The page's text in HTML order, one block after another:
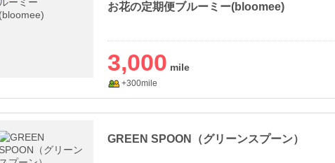
お花の定期便ブルーミー(bloomee)
3,000
+300mile
GREEN SPOON（グリーンスプーン）